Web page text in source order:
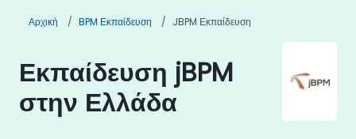
Αρχική BPM Εκπαίδευση JBPM Εκπαίδευση
Εκπαίδευση jBPM
στην Ελλάδα